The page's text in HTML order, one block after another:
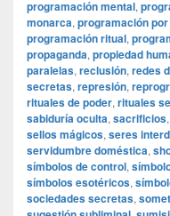
programación mental,
monarca, programación
programación ritual,
propaganda, propiedad
paralelas, reclusión, redes
secretas, represión,
rituales de poder, rituales
sabiduría oculta, sacrificios,
sellos mágicos, seres
servidumbre doméstica,
símbolos de control,
símbolos esotéricos,
sociedades secretas,